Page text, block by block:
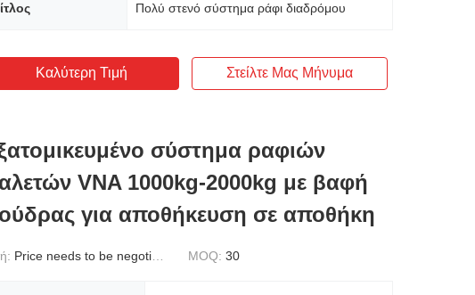
Πολύ στενό σύστημα ράφι διαδρόμου
Καλύτερη Τιμή Στείλτε Μας Μήνυμα
σύστημα ραφιών
VNA 1000kg-2000kg με βαφή
για αποθήκευση σε αποθήκη
Price needs to be negotiated MOQ: 30